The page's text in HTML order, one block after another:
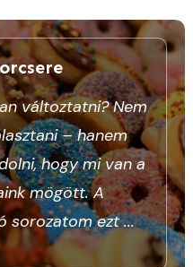
változtatni? Nem
– hanem
hogy mi van a
mögött. A
sorozatom ezt...